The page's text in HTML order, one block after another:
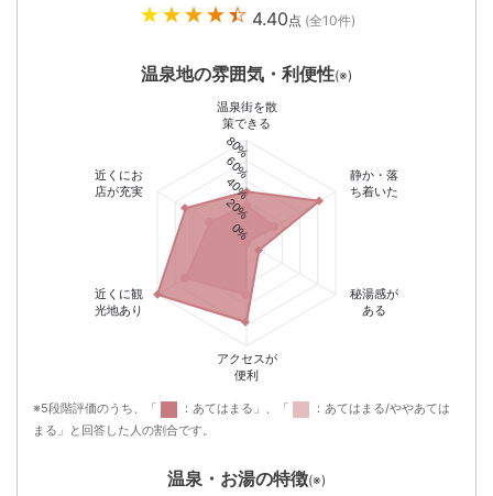
4.40点 (全10件)
温泉地の雰囲気・利便性(※)
0%
20%
40%
60%
80%
温泉街を散
策できる
静か・落
ち着いた
秘湯感が
ある
アクセスが
便利
近くに観
光地あり
近くにお
店が充実
※5段階評価のうち、「 ：あてはまる」、「
：あてはまる/ややあては
まる」と回答した人の割合です。
温泉・お湯の特徴(※)